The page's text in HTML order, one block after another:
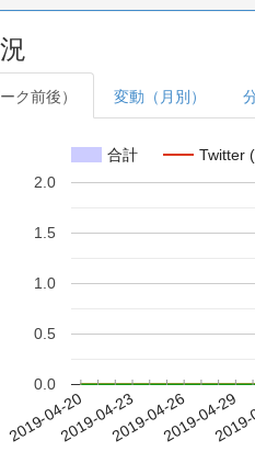
ク前後） 変動（月別）
合計 Twitter
2019-04-202019-04-232019-04-262019-04-29
0.0
0.5
1.0
1.5
2.0